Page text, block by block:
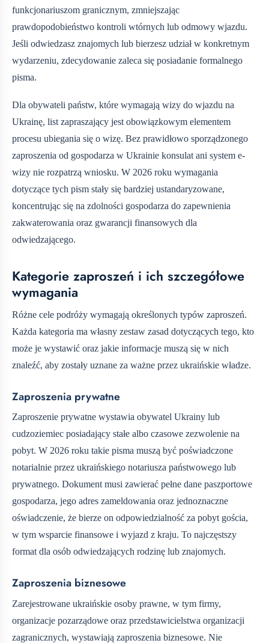
funkcjonariuszom granicznym, zmniejszając
prawdopodobieństwo kontroli wtórnych lub odmowy wjazdu.
Jeśli odwiedzasz znajomych lub bierzesz udział w konkretnym
wydarzeniu, zdecydowanie zaleca się posiadanie formalnego
pisma.
Dla obywateli państw, które wymagają wizy do wjazdu na
Ukrainę, list zapraszający jest obowiązkowym elementem
procesu ubiegania się o wizę. Bez prawidłowo sporządzonego
zaproszenia od gospodarza w Ukrainie konsulat ani system e-
wizy nie rozpatrzą wniosku. W 2026 roku wymagania
dotyczące tych pism stały się bardziej ustandaryzowane,
koncentrując się na zdolności gospodarza do zapewnienia
zakwaterowania oraz gwarancji finansowych dla
odwiedzającego.
Kategorie zaproszeń i ich szczegółowe
wymagania
Różne cele podróży wymagają określonych typów zaproszeń.
Każda kategoria ma własny zestaw zasad dotyczących tego, kto
może je wystawić oraz jakie informacje muszą się w nich
znaleźć, aby zostały uznane za ważne przez ukraińskie władze.
Zaproszenia prywatne
Zaproszenie prywatne wystawia obywatel Ukrainy lub
cudzoziemiec posiadający stałe albo czasowe zezwolenie na
pobyt. W 2026 roku takie pisma muszą być poświadczone
notarialnie przez ukraińskiego notariusza państwowego lub
prywatnego. Dokument musi zawierać pełne dane paszportowe
gospodarza, jego adres zameldowania oraz jednoznaczne
oświadczenie, że bierze on odpowiedzialność za pobyt gościa,
w tym wsparcie finansowe i wyjazd z kraju. To najczęstszy
format dla osób odwiedzających rodzinę lub znajomych.
Zaproszenia biznesowe
Zarejestrowane ukraińskie osoby prawne, w tym firmy,
organizacje pozarządowe oraz przedstawicielstwa organizacji
zagranicznych, wystawiają zaproszenia biznesowe. Nie